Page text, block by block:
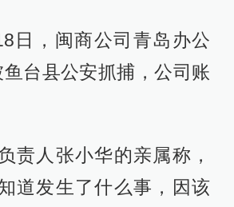
日，闽商公司青岛办公
台县公安抓捕，公司账
责人张小华的亲属称，
道发生了什么事，因该